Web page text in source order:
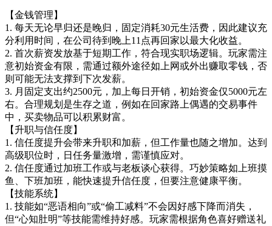
【金钱管理】
1. 每天无论早归还是晚归，固定消耗30元生活费，因此建议充
分利用时间，在公司待到晚上11点再回家以最大化收益。
2. 首次薪资发放基于短期工作，符合现实职场逻辑。玩家需注
意初始资金有限，需通过额外途径如上网或外出赚取零钱，否
则可能无法支撑到下次发薪。
3. 月固定支出约2500元，加上每日开销，初始资金仅5000元左
右。合理规划是生存之道，例如在回家路上偶遇的交易事件
中，买卖物品可以积累财富。
【升职与信任度】
1. 信任度提升会带来升职和加薪，但工作量也随之增加。达到
高级职位时，日任务量激增，需谨慎应对。
2. 信任度通过加班工作或与老板谈心获得。巧妙策略如上班摸
鱼、下班加班，能快速提升信任度，但要注意健康平衡。
【技能系统】
1. 技能如“恶语相向”或“偷工减料”不会因好感下降而消失，
但“心知肚明”等技能需维持好感。玩家需根据角色喜好赠送礼